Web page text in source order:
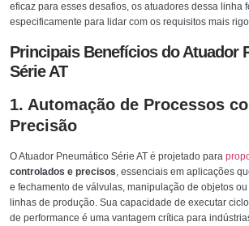
eficaz para esses desafios, os atuadores dessa linha
especificamente para lidar com os requisitos mais
Principais Benefícios do Atuador
Série AT
1. Automação de Processos
Precisão
O Atuador Pneumático Série AT é projetado para
controlados e precisos , essenciais em aplicações
e fechamento de válvulas, manipulação de objetos
linhas de produção. Sua capacidade de executar
de performance é uma vantagem crítica para